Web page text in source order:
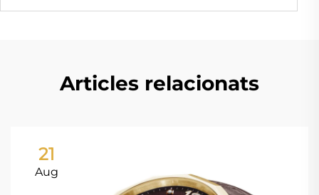
Articles relacionats
21
Aug